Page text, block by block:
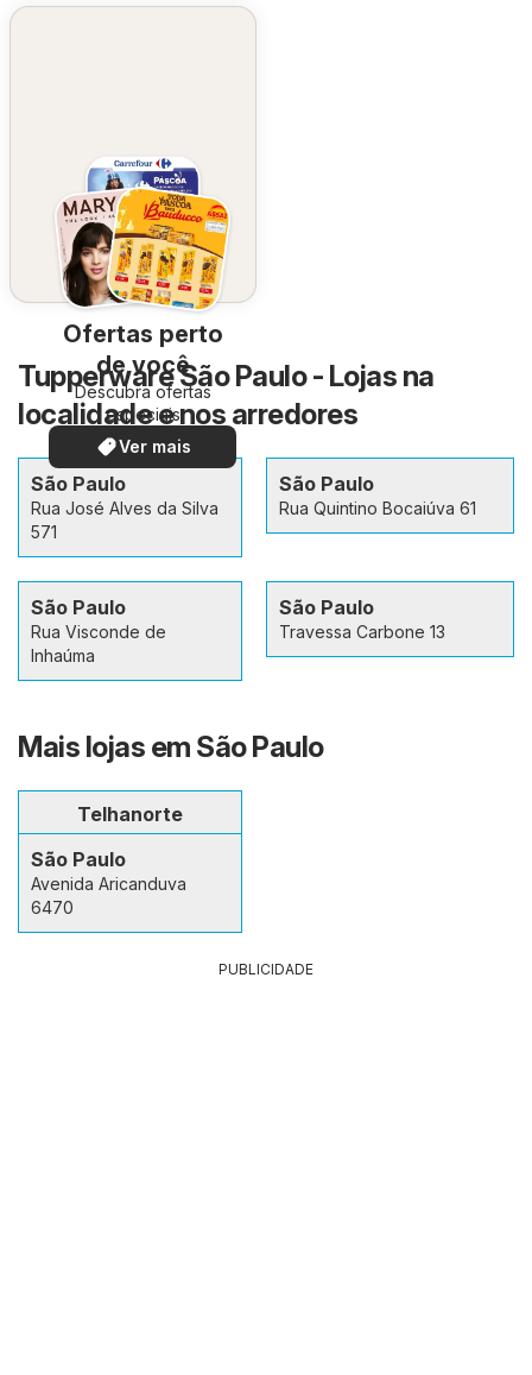
Ofertas perto
de você
Descubra ofertas
especiais
Ver mais
Tupperware São Paulo - Lojas na
localidade e nos arredores
São Paulo
Rua José Alves da Silva
571
São Paulo
Rua Quintino Bocaiúva 61
São Paulo
Rua Visconde de
Inhaúma
São Paulo
Travessa Carbone 13
Mais lojas em São Paulo
Telhanorte
São Paulo
Avenida Aricanduva
6470
PUBLICIDADE